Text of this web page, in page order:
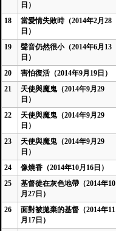
日）
18
當愛情失敗時（2014年2月28
日）
19
聲音仍然很小（2014年6月13
日）
20 害怕復活（2014年9月19日）
21
天使與魔鬼（2014年9月29
日）
22
天使與魔鬼（2014年9月29
日）
23
天使與魔鬼（2014年9月29
日）
24
像燒香（2014年10月16日）
25
基督徒在灰色地帶（2014年10
月27日）
26
面對被拋棄的基督（2014年11
月17日）